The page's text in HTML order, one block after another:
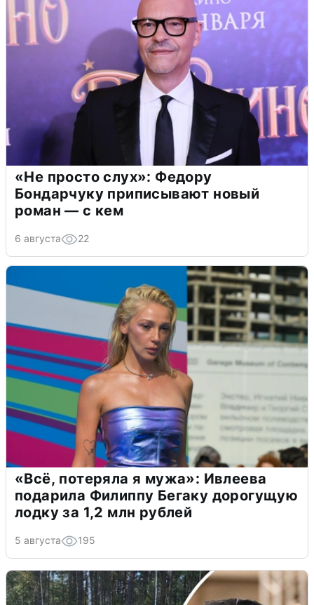
«Не просто слух»: Федору
Бондарчуку приписывают новый
роман — с кем
6 августа 22
«Всё, потеряла я мужа»: Ивлеева
подарила Филиппу Бегаку дорогущую
лодку за 1,2 млн рублей
5 августа 195